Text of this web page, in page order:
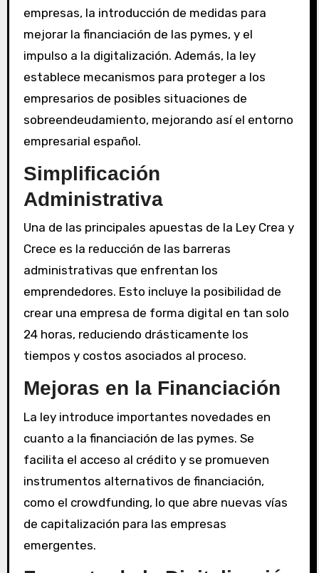
empresas, la introducción de medidas para
mejorar la financiación de las pymes, y el
impulso a la digitalización. Además, la ley
establece mecanismos para proteger a los
empresarios de posibles situaciones de
sobreendeudamiento, mejorando así el entorno
empresarial español.
Simplificación
Administrativa
Una de las principales apuestas de la Ley Crea y
Crece es la reducción de las barreras
administrativas que enfrentan los
emprendedores. Esto incluye la posibilidad de
crear una empresa de forma digital en tan solo
24 horas, reduciendo drásticamente los
tiempos y costos asociados al proceso.
Mejoras en la Financiación
La ley introduce importantes novedades en
cuanto a la financiación de las pymes. Se
facilita el acceso al crédito y se promueven
instrumentos alternativos de financiación,
como el crowdfunding, lo que abre nuevas vías
de capitalización para las empresas
emergentes.